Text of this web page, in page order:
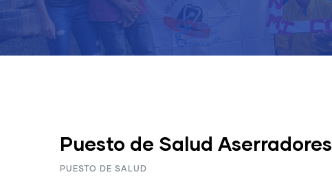
Puesto de Salud Aserradores
PUESTO DE SALUD